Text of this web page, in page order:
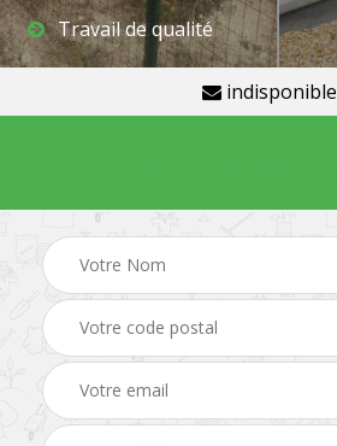
Travail de qualité
indisponible